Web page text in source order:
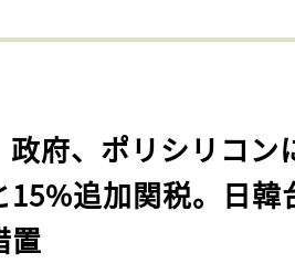
政府、ポリシリコン
15%追加関税。日韓
置